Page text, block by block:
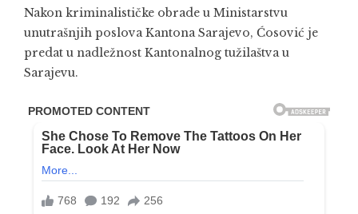
Nakon kriminalističke obrade u Ministarstvu
unutrašnjih poslova Kantona Sarajevo, Ćosović je
predat u nadležnost Kantonalnog tužilaštva u
Sarajevu.